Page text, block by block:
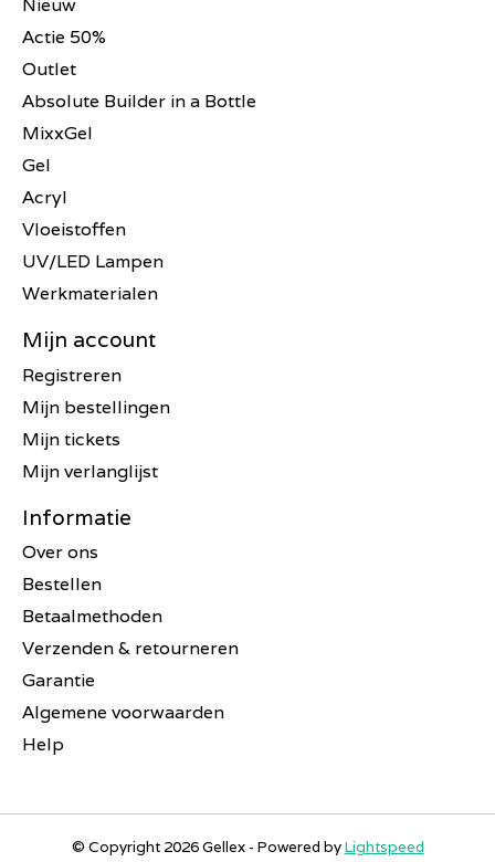
Nieuw
Actie 50%
Outlet
Absolute Builder in a Bottle
MixxGel
Gel
Acryl
Vloeistoffen
UV/LED Lampen
Werkmaterialen
Mijn account
Registreren
Mijn bestellingen
Mijn tickets
Mijn verlanglijst
Informatie
Over ons
Bestellen
Betaalmethoden
Verzenden & retourneren
Garantie
Algemene voorwaarden
Help
© Copyright 2026 Gellex - Powered byLightspeed